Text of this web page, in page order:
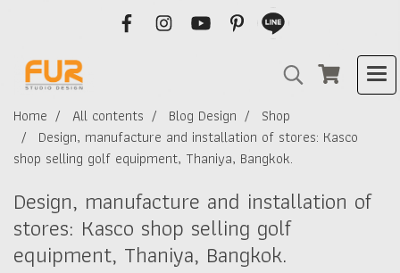
Home All contents Blog Design
Shop
Design, manufacture and installation of stores: Kasco
shop selling golf equipment, Thaniya, Bangkok.
Design, manufacture and installation of
stores: Kasco shop selling golf
equipment, Thaniya, Bangkok.